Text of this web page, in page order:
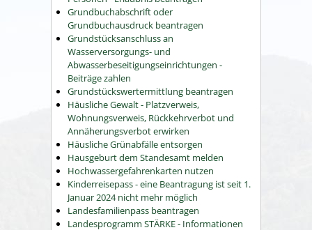
Grundbuchabschrift oder
Grundbuchausdruck beantragen
Grundstücksanschluss an
Wasserversorgungs- und
Abwasserbeseitigungseinrichtungen -
Beiträge zahlen
Grundstückswertermittlung beantragen
Häusliche Gewalt - Platzverweis,
Wohnungsverweis, Rückkehrverbot und
Annäherungsverbot erwirken
Häusliche Grünabfälle entsorgen
Hausgeburt dem Standesamt melden
Hochwassergefahrenkarten nutzen
Kinderreisepass - eine Beantragung ist seit 1.
Januar 2024 nicht mehr möglich
Landesfamilienpass beantragen
Landesprogramm STÄRKE - Informationen